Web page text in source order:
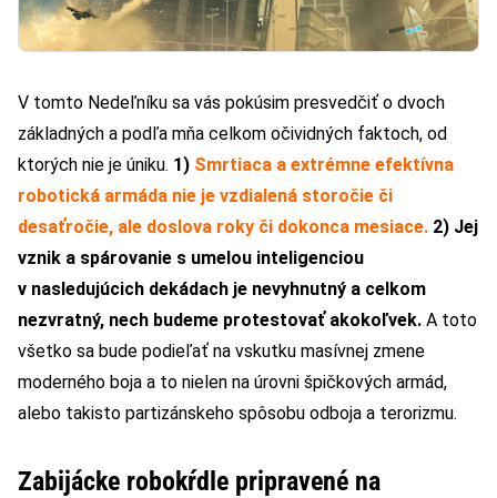
V tomto Nedeľníku sa vás pokúsim presvedčiť o dvoch
základných a podľa mňa celkom očividných faktoch, od
ktorých nie je úniku. 1) Smrtiaca a extrémne efektívna
robotická armáda nie je vzdialená storočie či
desaťročie, ale doslova roky či dokonca mesiace. 2) Jej
vznik a spárovanie s umelou inteligenciou
v nasledujúcich dekádach je nevyhnutný a celkom
nezvratný, nech budeme protestovať akokoľvek. A toto
všetko sa bude podieľať na vskutku masívnej zmene
moderného boja a to nielen na úrovni špičkových armád,
alebo takisto partizánskeho spôsobu odboja a terorizmu.
Zabijácke robokŕdle pripravené na